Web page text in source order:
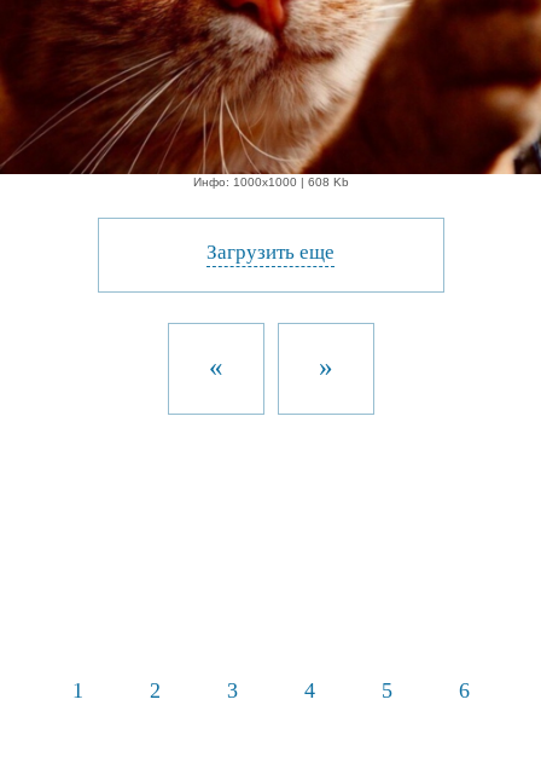
Инфо: 1000х1000 | 608 Kb
Загрузить еще
« »
1 2 3 4 5 6